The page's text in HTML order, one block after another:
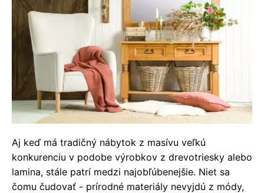
Aj keď má tradičný nábytok z masívu veľkú
konkurenciu v podobe výrobkov z drevotriesky alebo
lamina, stále patrí medzi najobľúbenejšie. Niet sa
čomu čudovať - ​​prírodné materiály nevyjdú z módy,